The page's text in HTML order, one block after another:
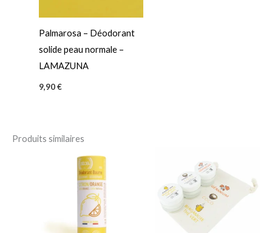
Palmarosa – Déodorant
solide peau normale –
LAMAZUNA
9,90€
Produits similaires